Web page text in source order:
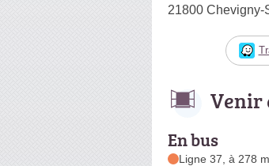
21800 Chevigny-
Venir
En bus
Ligne 37, à 278 m